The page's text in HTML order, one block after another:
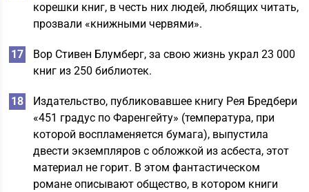
корешки книг, в честь них людей, любящих читать,
прозвали «книжными червями».
Вор Стивен Блумберг, за свою жизнь украл 23 000
книг из 250 библиотек.
Издательство, публиковавшее книгу Рея Бредбери
«451 градус по Фаренгейту» (температура, при
которой воспламеняется бумага), выпустила
двести экземпляров с обложкой из асбеста, этот
материал не горит. В этом фантастическом
романе описывают общество, в котором книги